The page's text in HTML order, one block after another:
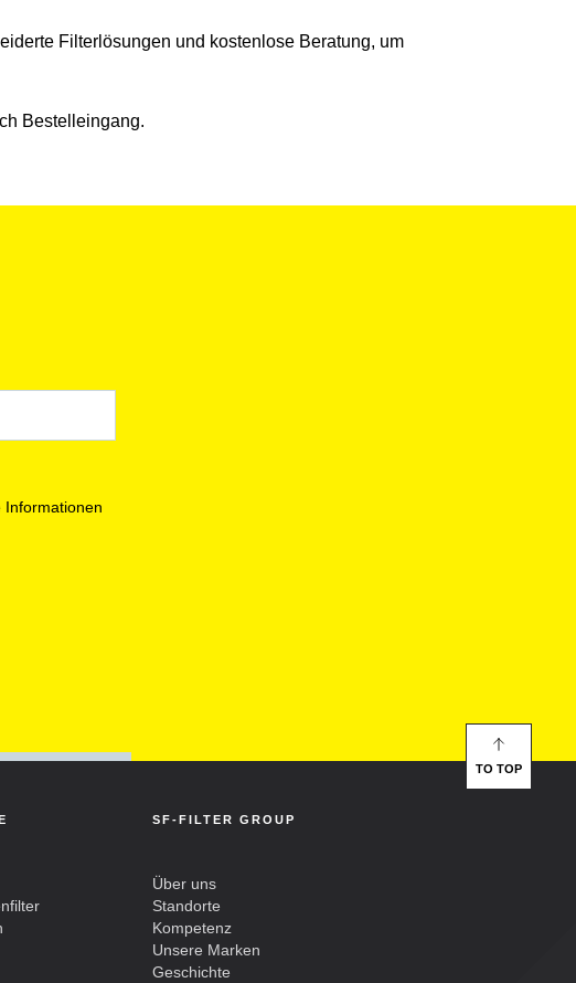
Filterlösungen und kostenlose Beratung, um
Bestelleingang.
Informationen
SF-FILTER GROUP
Über uns
Standorte
Kompetenz
Unsere Marken
Geschichte
TO TOP